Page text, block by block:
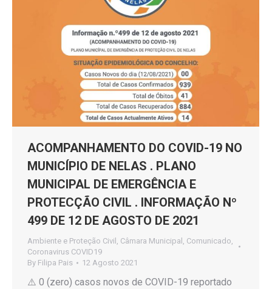
ACOMPANHAMENTO DO COVID-19 NO
MUNICÍPIO DE NELAS . PLANO
MUNICIPAL DE EMERGÊNCIA E
PROTECÇÃO CIVIL . INFORMAÇÃO Nº
499 DE 12 DE AGOSTO DE 2021
Ambiente e Proteção Civil Câmara Municipal Comunicado
Coronavirus COVID19
By Filipa Pais 12 Agosto 2021
⚠️ 0 (zero) casos novos de COVID-19 reportado